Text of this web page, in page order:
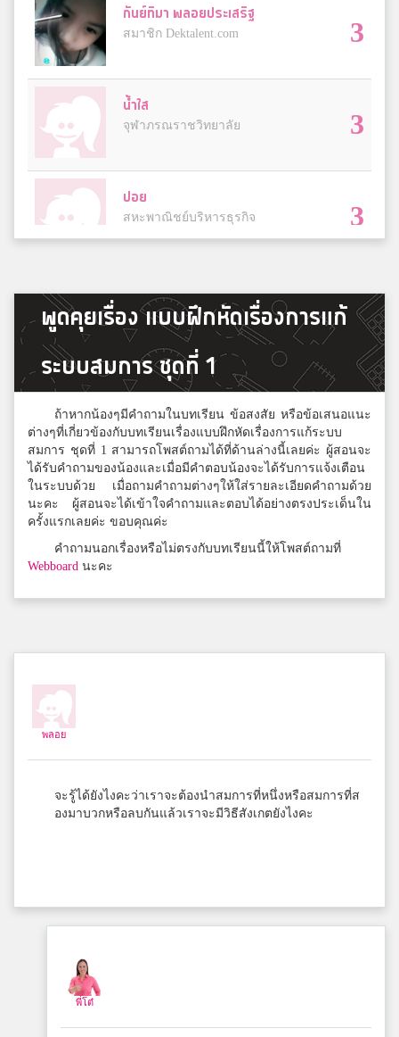
กันย์ทิมา พลอยประเสริฐ
สมาชิก Dektalent.com 3
น้ำใส
จุฬาภรณราชวิทยาลัย 3
ปอย
สหะพาณิชย์บริหารธุรกิจ 3
Krittiya Anansuphasak
สมาชิก Dektalent.com 3
Jkkkk
3
Sunisa Uathanasup
สมาชิก Dektalent.com 3
[FB]Gunner6/4
3
ศิลปินเถื่อน นาคอน
BF2311
พูดคุยเรื่อง แบบฝึกหัดเรื่องการแก้
ระบบสมการ ชุดที่ 1
ถ้าหากน้องๆมีคำถามในบทเรียน ข้อสงสัย หรือข้อเสนอแนะ
ต่างๆที่เกี่ยวข้องกับบทเรียนเรื่องแบบฝึกหัดเรื่องการแก้ระบบ
สมการ ชุดที่ 1 สามารถโพสต์ถามได้ที่ด้านล่างนี้เลยค่ะ ผู้สอนจะ
ได้รับคำถามของน้องและเมื่อมีคำตอบน้องจะได้รับการแจ้งเตือน
ในระบบด้วย เมื่อถามคำถามต่างๆให้ใส่รายละเอียดคำถามด้วย
นะคะ ผู้สอนจะได้เข้าใจคำถามและตอบได้อย่างตรงประเด็นใน
ครั้งแรกเลยค่ะ ขอบคุณค่ะ
คำถามนอกเรื่องหรือไม่ตรงกับบทเรียนนี้ให้โพสต์ถามที่
Webboard นะคะ
พลอย
จะรู้ได้ยังไงคะว่าเราจะต้องนำสมการที่หนึ่งหรือสมการที่ส
องมาบวกหรือลบกันแล้วเราจะมีวิธีสังเกตยังไงคะ
พี่โต๋